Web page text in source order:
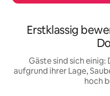
Erstklassig
Gäste sind sich einig:
aufgrund ihrer Lage,
hoch